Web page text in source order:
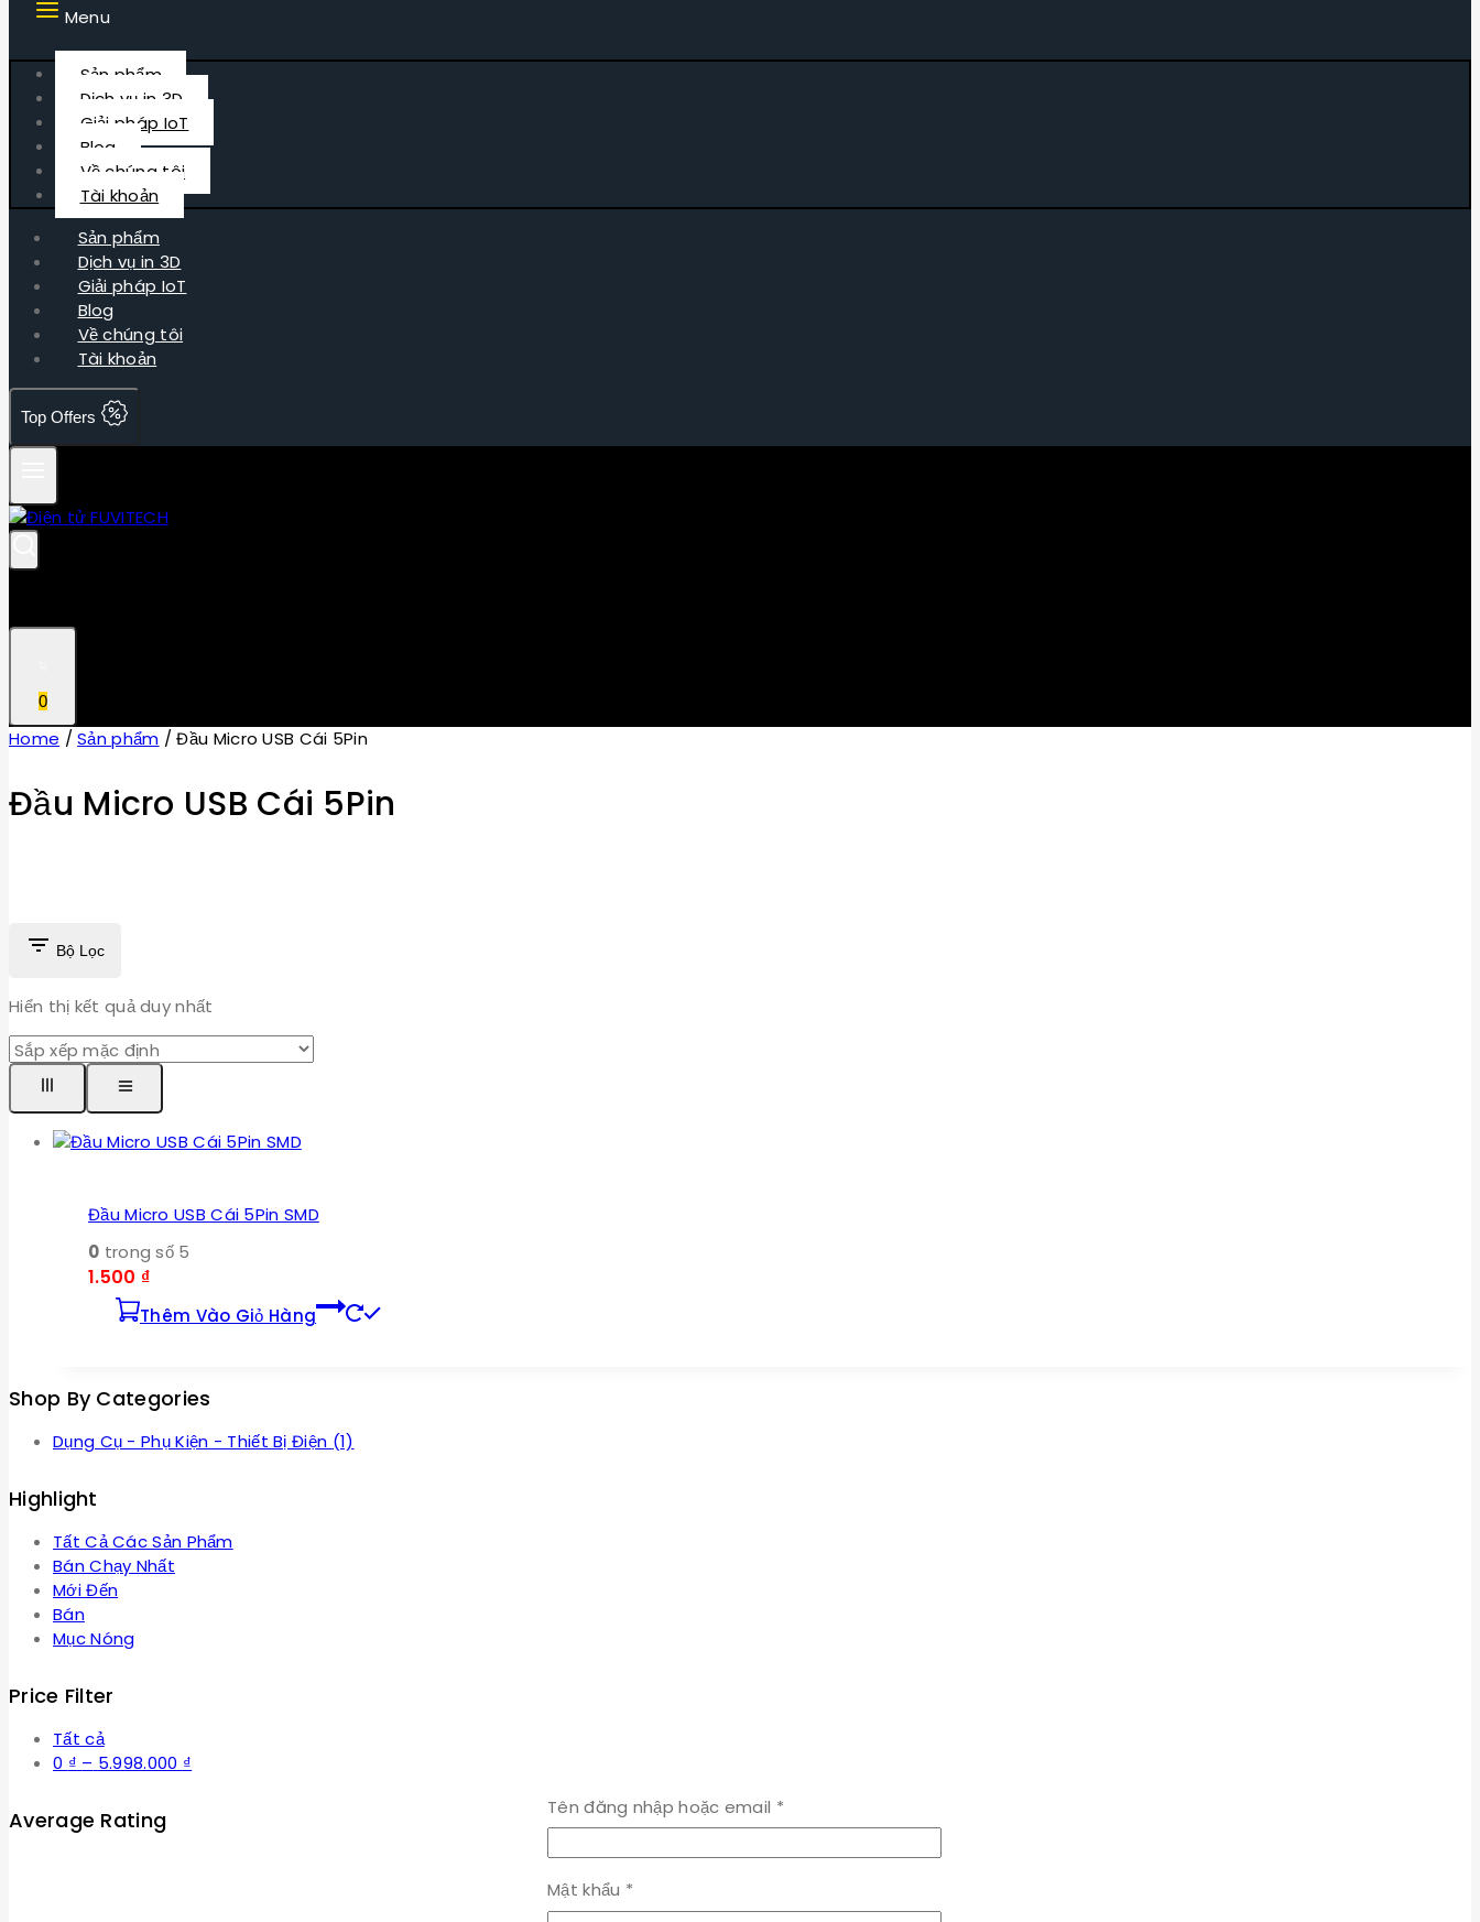
Menu
Sản phẩm
Dịch vụ in 3D
Giải pháp IoT
Blog
Về chúng tôi
Tài khoản
Sản phẩm
Dịch vụ in 3D
Giải pháp IoT
Blog
Về chúng tôi
Tài khoản
Top Offers
0
Home / Sản phẩm / Đầu Micro USB Cái 5Pin
Đầu Micro USB Cái 5Pin
Bộ Lọc
Hiển thị kết quả duy nhất
Đầu Micro USB Cái 5Pin SMD
0 trong số 5
1.500 ₫
Thêm Vào Giỏ Hàng
Shop By Categories
Dụng Cụ - Phụ Kiện - Thiết Bị Điện (1)
Highlight
Tất Cả Các Sản Phẩm
Bán Chạy Nhất
Mới Đến
Bán
Mục Nóng
Price Filter
Tất cả
0 ₫ – 5.998.000 ₫
Average Rating
Tên đăng nhập hoặc email *Bắt
buộc
Mật khẩu *
buộc